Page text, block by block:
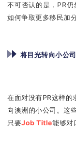
不可否认的是，PR
如何争取更多移民加
将目光转向小公司
在面对没有PR这样的
向澳洲的小公司。这
只要Job Title能够对